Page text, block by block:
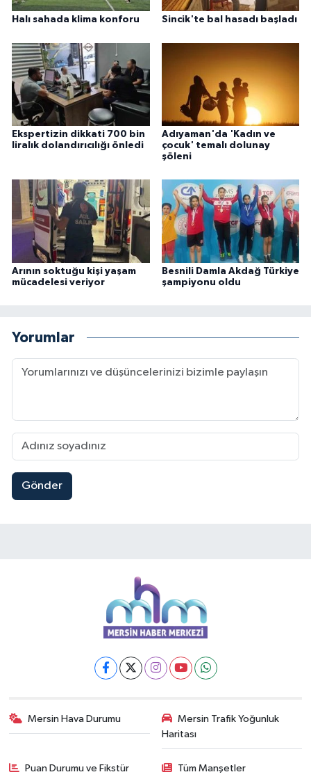
Halı sahada klima konforu Sincik'te bal hasadı başladı
Ekspertizin dikkati 700 bin
liralık dolandırıcılığı önledi
Adıyaman'da 'Kadın ve
çocuk' temalı dolunay
şöleni
Arının soktuğu kişi yaşam
mücadelesi veriyor
Besnili Damla Akdağ Türkiye
şampiyonu oldu
Yorumlar
Gönder
Mersin Hava Durumu
Mersin Trafik Yoğunluk
Haritası
Puan Durumu ve Fikstür Tüm Manşetler